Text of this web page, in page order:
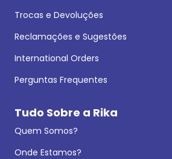
Trocas e Devoluções
Reclamações e Sugestões
International Orders
Perguntas Frequentes
Tudo Sobre a Rika
Quem Somos?
Onde Estamos?